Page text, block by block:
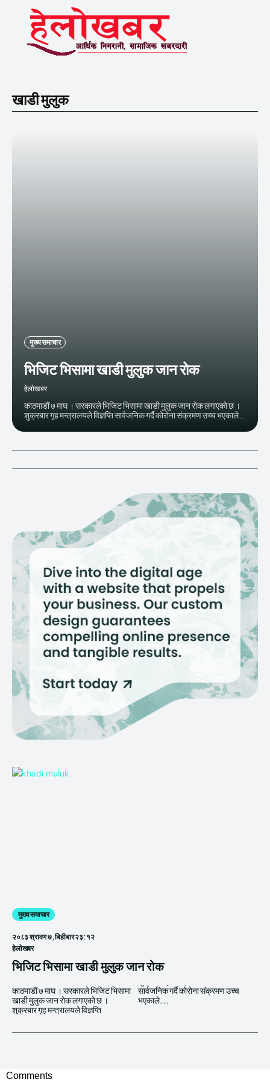
खाडी मुलुक
मुख्य समाचार
भिजिट भिसामा खाडी मुलुक जान रोक
हेलाेखबर
काठमाडौं ७ माघ । सरकारले भिजिट भिसामा खाडी मुलुक जान रोक लगाएको छ ।
शुक्रबार गृह मन्त्रालयले विज्ञप्ति सार्वजनिक गर्दै कोरोना संक्रमण उच्च भएकाले...
मुख्य समाचार
२०८३ श्रावण ७, बिहीबार २३:१२
हेलाेखबर
भिजिट भिसामा खाडी मुलुक जान रोक
काठमाडौं ७ माघ । सरकारले भिजिट भिसामा
खाडी मुलुक जान रोक लगाएको छ ।
शुक्रबार गृह मन्त्रालयले विज्ञप्ति
सार्वजनिक गर्दै कोरोना संक्रमण उच्च
भएकाले...
Comments